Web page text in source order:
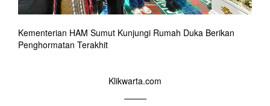
Kementerian HAM Sumut Kunjungi Rumah Duka Berikan
Penghormatan Terakhit
Klikwarta.com